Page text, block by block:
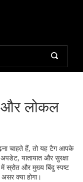
और लोकल
चाहते हैं, तो यह टैग आपके
यातायात और सुरक्षा
स्रोत और मुख्य बिंदु स्पष्ट
क्या होगा।